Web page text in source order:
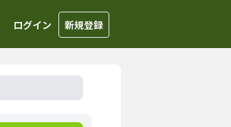
ログイン 新規登録